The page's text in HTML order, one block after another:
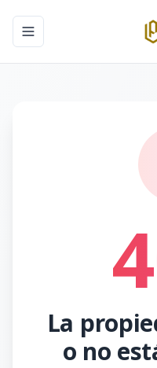
Toggle navigation
La
o no